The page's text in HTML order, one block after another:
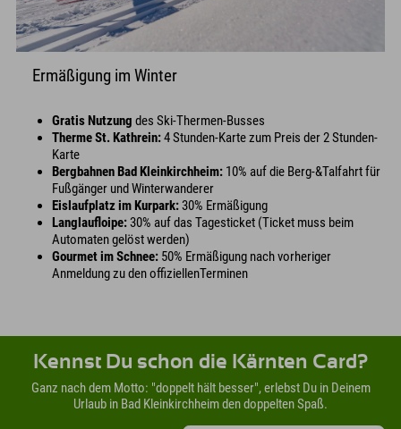
Ermäßigung im Winter
Gratis Nutzung des Ski-Thermen-Busses
Therme St. Kathrein:4 Stunden-Karte zum Preis der 2 Stunden-
Karte
Bergbahnen Bad Kleinkirchheim: 10% auf die Berg-&Talfahrt für
Fußgänger und Winterwanderer
Eislaufplatz im Kurpark:30% Ermäßigung
Langlaufloipe:30% auf das Tagesticket (Ticket muss beim
Automaten gelöst werden)
Gourmet im Schnee: 50% Ermäßigung nach vorheriger
Anmeldung zu den offiziellenTerminen
Kennst Du schon die Kärnten Card?
Ganz nach dem Motto: "doppelt hält besser", erlebst Du in Deinem
Urlaub in Bad Kleinkirchheim den doppelten Spaß.